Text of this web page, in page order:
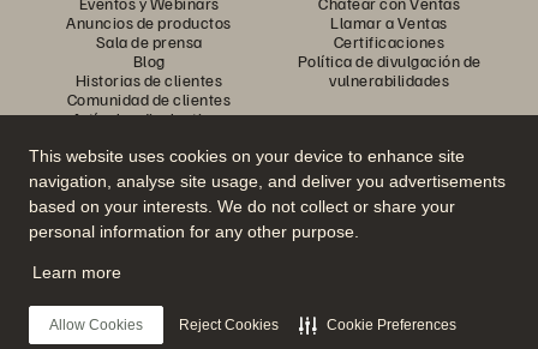
This website uses cookies on your device to enhance site
navigation, analyse site usage, and deliver you advertisements
based on your interests. We do not collect or share your
personal information for any other purpose.
Learn more
Allow Cookies Reject Cookies Cookie Preferences
Anuncios de productos
Sala de prensa
Blog
Historias de clientes
Comunidad de clientes
Artículos divulgativos
Llamar a Ventas
Certificaciones
Política de divulgación de
vulnerabilidades
Únase a la conversación
Siga las redes sociales oficiales de Everpure
© 2026 Everpure, Inc. Todos los derechos reservados.
Política de privacidadCondiciones de uso del Sitio WebAviso legal